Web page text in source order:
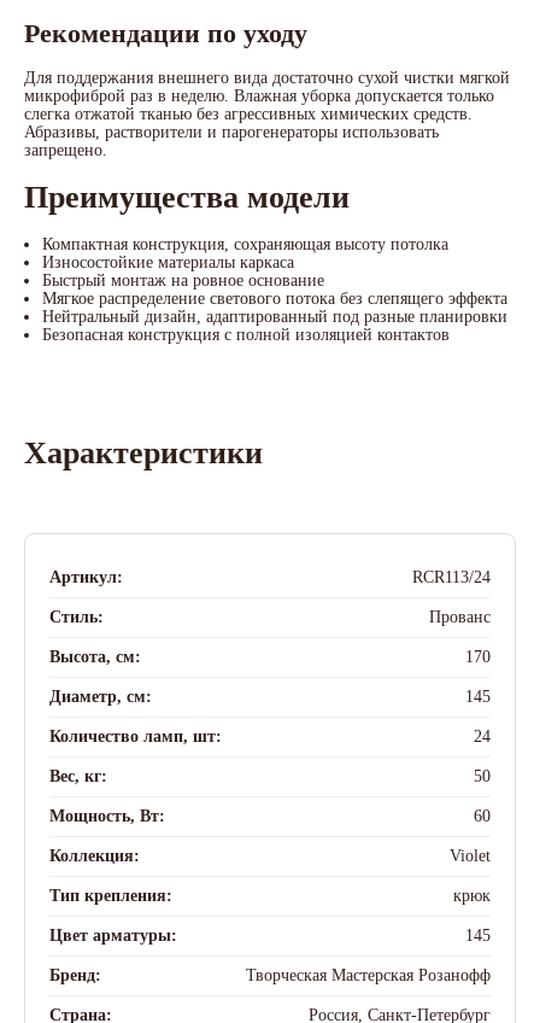
Рекомендации по уходу
Для поддержания внешнего вида достаточно сухой чистки мягкой
микрофиброй раз в неделю. Влажная уборка допускается только
слегка отжатой тканью без агрессивных химических средств.
Абразивы, растворители и парогенераторы использовать
запрещено.
Преимущества модели
Компактная конструкция, сохраняющая высоту потолка
Износостойкие материалы каркаса
Быстрый монтаж на ровное основание
Мягкое распределение светового потока без слепящего эффекта
Нейтральный дизайн, адаптированный под разные планировки
Безопасная конструкция с полной изоляцией контактов
Характеристики
Артикул: RCR113/24
Стиль: Прованс
Высота, см: 170
Диаметр, см: 145
Количество ламп, шт: 24
Вес, кг: 50
Мощность, Вт: 60
Коллекция: Violet
Тип крепления: крюк
Цвет арматуры: 145
Бренд: Творческая Мастерская Розанофф
Страна: Россия, Санкт-Петербург